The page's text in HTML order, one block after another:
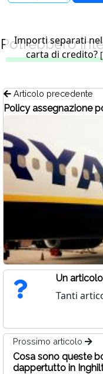
Potrebbero
Importi separati
carta di credito?
Articolo precedente
Policy assegnazione
Un
Tanti
Prossimo articolo
Cosa sono queste
dappertutto in